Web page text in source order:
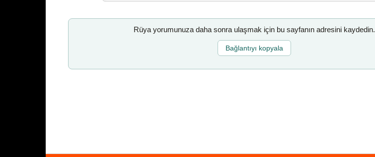
Rüya yorumunuza daha sonra ulaşmak için bu sayfanın adresini kaydedin.
Bağlantıyı kopyala